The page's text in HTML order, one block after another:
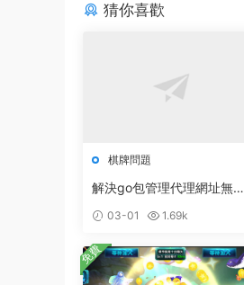
猜你喜歡
棋牌問題
解決go包管理代理網址無法
m/go/storage@v1.10.0: Ge
t
03-01 1.69k
免費